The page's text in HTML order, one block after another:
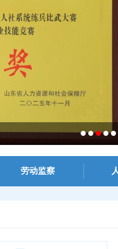
劳动监察